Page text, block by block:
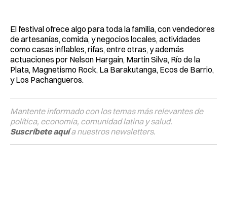
El festival ofrece algo para toda la familia, con vendedores
de artesanías, comida, y negocios locales, actividades
como casas inflables, rifas, entre otras, y además
actuaciones por Nelson Hargain, Martin Silva, Río de la
Plata, Magnetismo Rock, La Barakutanga, Ecos de Barrio,
y Los Pachangueros.
Mantente informado con los temas más relevantes de
política, economía, comunidad latina y salud.
Suscríbete aquía nuestros newsletters.